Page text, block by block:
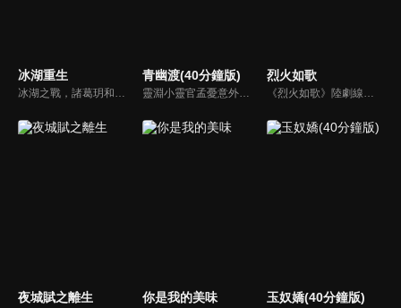
冰湖重生 青幽渡(40分鐘版)
靈淵小靈官孟憂意外放走了沒喝忘憂湯的李不歸，讓靈淵及姥姥陷入了困境。為彌補過失以及挽救姥姥的生命，孟憂主動請纓去到青川完成灌湯的任務。手不能提、 肩不能抗的孟憂來到青川，發現李不歸已是青川第⼀殺手，武功奇高。為了完成任務，孟憂開始了⼀段撒潑打滾，胡攪蠻纏的灌湯之路。
烈火如歌
夜城賦之離生 你是我的美味 玉奴嬌(40分鐘版)